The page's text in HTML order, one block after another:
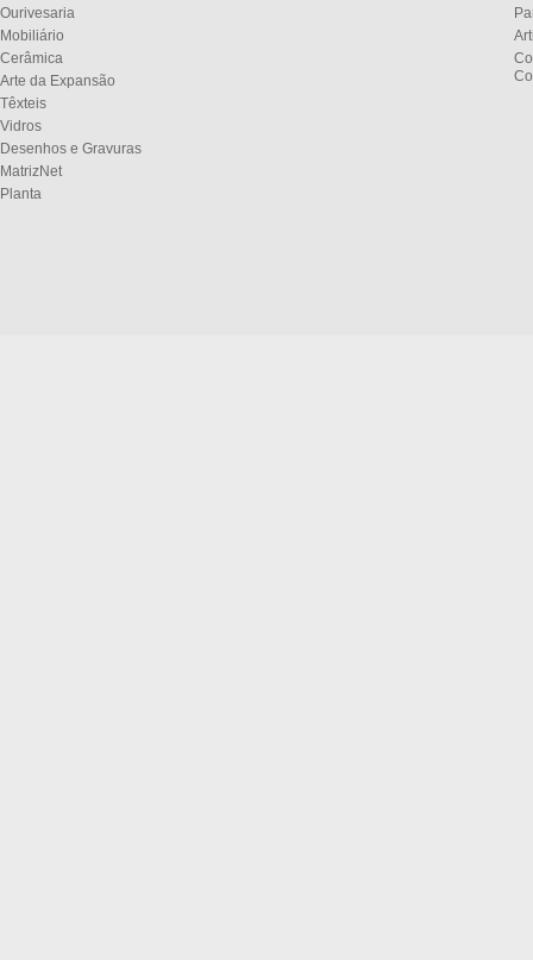
Ourivesaria
Mobiliário
Cerâmica
Arte da Expansão
Têxteis
Vidros
Desenhos e Gravuras
MatrizNet
Planta